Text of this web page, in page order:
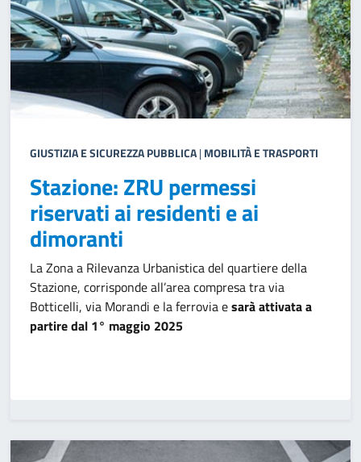
GIUSTIZIA E SICUREZZA PUBBLICA|MOBILITÀ E TRASPORTI
Stazione: ZRU permessi
riservati ai residenti e ai
dimoranti
La Zona a Rilevanza Urbanistica del quartiere della
Stazione, corrisponde all’area compresa tra via
Botticelli, via Morandi e la ferrovia esarà attivata a
partire dal 1° maggio 2025